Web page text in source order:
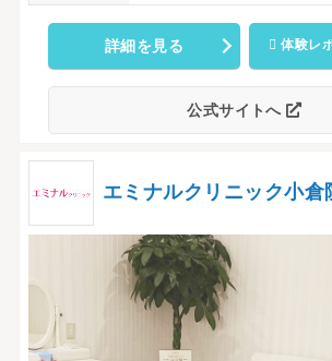
詳細を見る 体験レ
公式サイトへ
エミナルクリニック小倉